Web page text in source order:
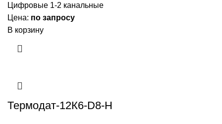
Цифровые 1-2 канальные
Цена: по запросу
В корзину
Термодат-12К6-D8-Н